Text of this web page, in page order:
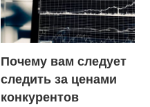
Почему вам следует
следить за ценами
конкурентов